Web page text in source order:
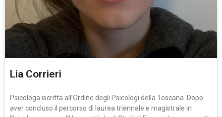
Lia Corrieri
Psicologa iscritta all’Ordine degli Psicologi della Toscana. Dopo
aver concluso il percorso di laurea triennale e magistrale in